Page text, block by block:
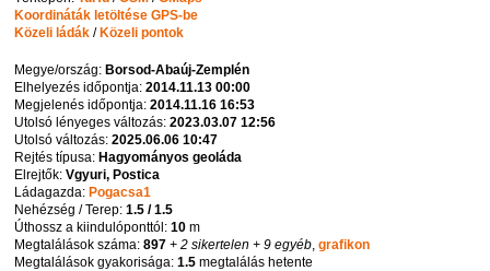
Koordináták letöltése GPS-be
Közeli ládák / Közeli pontok
Megye/ország: Borsod-Abaúj-Zemplén
Elhelyezés időpontja:2014.11.13 00:00
Megjelenés időpontja:2014.11.16 16:53
Utolsó lényeges változás:2023.03.07 12:56
Utolsó változás:2025.06.06 10:47
Rejtés típusa: Hagyományos geoláda
Elrejtők:Vgyuri, Postica
Ládagazda: Pogacsa1
Nehézség / Terep:1.5 / 1.5
Úthossz a kiindulóponttól:10 m
Megtalálások száma:897 + 2 sikertelen + 9 egyéb,grafikon
Megtalálások gyakorisága:1.5 megtalálás hetente